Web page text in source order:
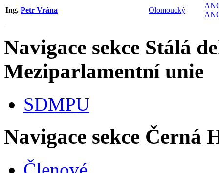
Ing. Petr Vrána Olomoucký
Navigace sekce Stálá
Meziparlamentní unie
SDMPU
Navigace sekce Černá